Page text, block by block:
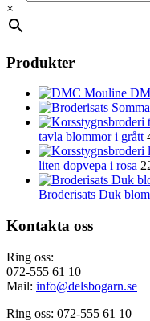
×
Produkter
tavla blommor i grått
liten dopvepa i rosa
Broderisats Duk
Kontakta oss
Ring oss:
072-555 61 10
Mail: info@delsbogarn.se
Ring oss: 072-555 61 10